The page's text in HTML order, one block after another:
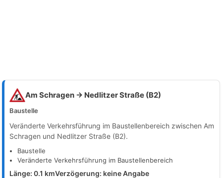
Am Schragen → Nedlitzer Straße (B2)
Baustelle
Veränderte Verkehrsführung im Baustellenbereich zwischen Am
Schragen und Nedlitzer Straße (B2).
Baustelle
Veränderte Verkehrsführung im Baustellenbereich
Länge: 0.1 kmVerzögerung: keine Angabe